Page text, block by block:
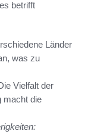
betrifft
Länder
was zu
Vielfalt der
macht die